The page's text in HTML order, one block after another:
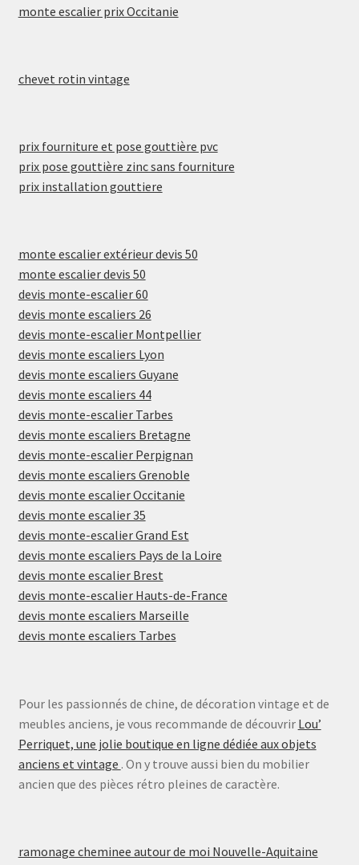
monte escalier prix Occitanie
chevet rotin vintage
prix fourniture et pose gouttière pvc
prix pose gouttière zinc sans fourniture
prix installation gouttiere
monte escalier extérieur devis 50
monte escalier devis 50
devis monte-escalier 60
devis monte escaliers 26
devis monte-escalier Montpellier
devis monte escaliers Lyon
devis monte escaliers Guyane
devis monte escaliers 44
devis monte-escalier Tarbes
devis monte escaliers Bretagne
devis monte-escalier Perpignan
devis monte escaliers Grenoble
devis monte escalier Occitanie
devis monte escalier 35
devis monte-escalier Grand Est
devis monte escaliers Pays de la Loire
devis monte escalier Brest
devis monte-escalier Hauts-de-France
devis monte escaliers Marseille
devis monte escaliers Tarbes
Pour les passionnés de chine, de décoration vintage et de
meubles anciens, je vous recommande de découvrir Lou’
Perriquet, une jolie boutique en ligne dédiée aux objets
anciens et vintage . On y trouve aussi bien du mobilier
ancien que des pièces rétro pleines de caractère.
ramonage cheminee autour de moi Nouvelle-Aquitaine